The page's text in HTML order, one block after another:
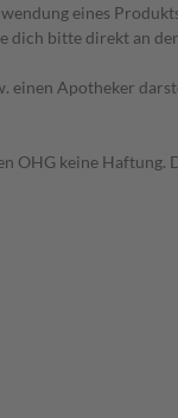
eines
dich bitte direkt an
Apotheker
keine Haftung.